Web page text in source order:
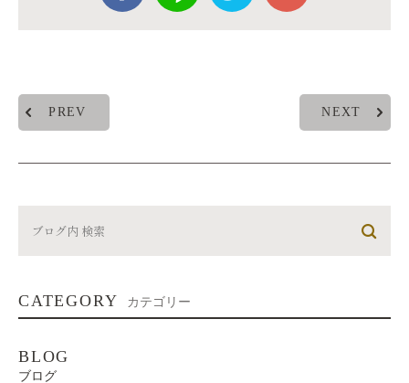
PREV NEXT
CATEGORY カテゴリー
BLOG
ブログ